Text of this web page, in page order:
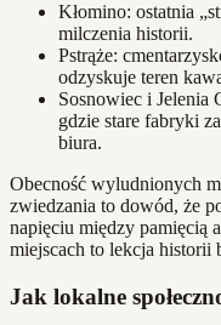
Kłomino: ostatnia
milczenia historii.
Pstrąże:
odzyskuje teren
Sosnowiec i Jelenia
gdzie stare fabryki
biura.
Obecność wyludnionych
zwiedzania to dowód, że
napięciu między pamięcią
miejscach to lekcja historii
Jak lokalne